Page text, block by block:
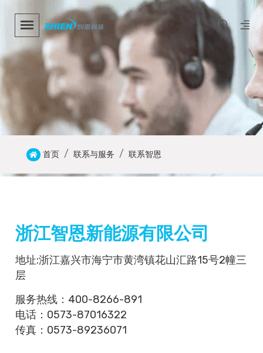
首页 联系与服务 联系智恩
浙江智恩新能源有限公司
地址:浙江嘉兴市海宁市黄湾镇花山汇路15号2幢三
层
服务热线：400-8266-891
电话：0573-87016322
传真：0573-89236071